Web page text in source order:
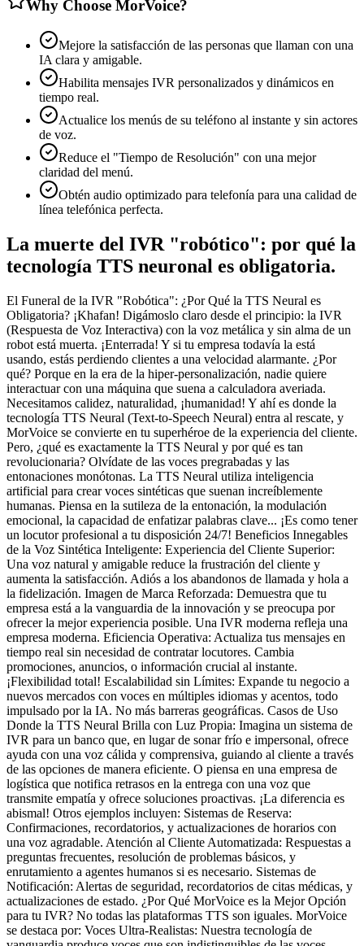
Why Choose MorVoice?
Mejore la satisfacción de las personas que llaman con una
IA clara y amigable.
Habilita mensajes IVR personalizados y dinámicos en
tiempo real.
Actualice los menús de su teléfono al instante y sin actores
de voz.
Reduce el "Tiempo de Resolución" con una mejor
claridad del menú.
Obtén audio optimizado para telefonía para una calidad de
línea telefónica perfecta.
La muerte del IVR "robótico": por qué la
tecnología TTS neuronal es obligatoria.
El Funeral de la IVR "Robótica": ¿Por Qué la TTS Neural es
Obligatoria? ¡Khafan! Digámoslo claro desde el principio: la IVR
(Respuesta de Voz Interactiva) con la voz metálica y sin alma de un
robot está muerta. ¡Enterrada! Y si tu empresa todavía la está
usando, estás perdiendo clientes a una velocidad alarmante. ¿Por
qué? Porque en la era de la hiper-personalización, nadie quiere
interactuar con una máquina que suena a calculadora averiada.
Necesitamos calidez, naturalidad, ¡humanidad! Y ahí es donde la
tecnología TTS Neural (Text-to-Speech Neural) entra al rescate, y
MorVoice se convierte en tu superhéroe de la experiencia del cliente.
Pero, ¿qué es exactamente la TTS Neural y por qué es tan
revolucionaria? Olvídate de las voces pregrabadas y las
entonaciones monótonas. La TTS Neural utiliza inteligencia
artificial para crear voces sintéticas que suenan increíblemente
humanas. Piensa en la sutileza de la entonación, la modulación
emocional, la capacidad de enfatizar palabras clave... ¡Es como tener
un locutor profesional a tu disposición 24/7! Beneficios Innegables
de la Voz Sintética Inteligente: Experiencia del Cliente Superior:
Una voz natural y amigable reduce la frustración del cliente y
aumenta la satisfacción. Adiós a los abandonos de llamada y hola a
la fidelización. Imagen de Marca Reforzada: Demuestra que tu
empresa está a la vanguardia de la innovación y se preocupa por
ofrecer la mejor experiencia posible. Una IVR moderna refleja una
empresa moderna. Eficiencia Operativa: Actualiza tus mensajes en
tiempo real sin necesidad de contratar locutores. Cambia
promociones, anuncios, o información crucial al instante.
¡Flexibilidad total! Escalabilidad sin Límites: Expande tu negocio a
nuevos mercados con voces en múltiples idiomas y acentos, todo
impulsado por la IA. No más barreras geográficas. Casos de Uso
Donde la TTS Neural Brilla con Luz Propia: Imagina un sistema de
IVR para un banco que, en lugar de sonar frío e impersonal, ofrece
ayuda con una voz cálida y comprensiva, guiando al cliente a través
de las opciones de manera eficiente. O piensa en una empresa de
logística que notifica retrasos en la entrega con una voz que
transmite empatía y ofrece soluciones proactivas. ¡La diferencia es
abismal! Otros ejemplos incluyen: Sistemas de Reserva:
Confirmaciones, recordatorios, y actualizaciones de horarios con
una voz agradable. Atención al Cliente Automatizada: Respuestas a
preguntas frecuentes, resolución de problemas básicos, y
enrutamiento a agentes humanos si es necesario. Sistemas de
Notificación: Alertas de seguridad, recordatorios de citas médicas, y
actualizaciones de estado. ¿Por Qué MorVoice es la Mejor Opción
para tu IVR? No todas las plataformas TTS son iguales. MorVoice
se destaca por: Voces Ultra-Realistas: Nuestra tecnología de